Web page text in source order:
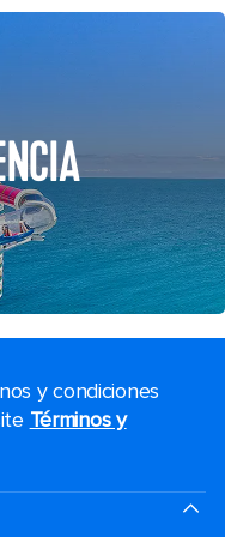
y condiciones
Términos y